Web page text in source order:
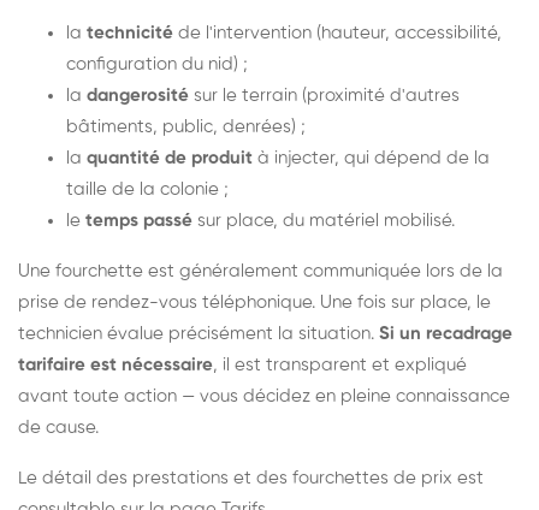
la technicité de l'intervention (hauteur, accessibilité,
configuration du nid) ;
la dangerosité sur le terrain (proximité d'autres
bâtiments, public, denrées) ;
la quantité de produit à injecter, qui dépend de la
taille de la colonie ;
le temps passé sur place, du matériel mobilisé.
Une fourchette est généralement communiquée lors de la
prise de rendez-vous téléphonique. Une fois sur place, le
technicien évalue précisément la situation. Si un recadrage
tarifaire est nécessaire, il est transparent et expliqué
avant toute action — vous décidez en pleine connaissance
de cause.
Le détail des prestations et des fourchettes de prix est